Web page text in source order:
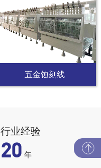
五金蚀刻线
行业经验
20 年